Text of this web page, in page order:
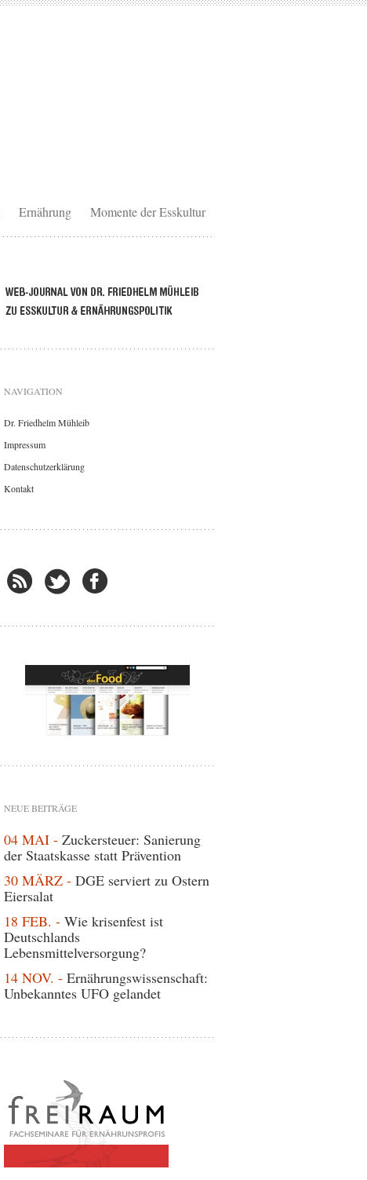
Ernährung Momente der Esskultur
NAVIGATION
Dr. Friedhelm Mühleib
Impressum
Datenschutzerklärung
Kontakt
NEUE BEITRÄGE
04 MAI - Zuckersteuer: Sanierung
der Staatskasse statt Prävention
30 MÄRZ - DGE serviert zu Ostern
Eiersalat
18 FEB. - Wie krisenfest ist
Deutschlands
Lebensmittelversorgung?
14 NOV. - Ernährungswissenschaft:
Unbekanntes UFO gelandet